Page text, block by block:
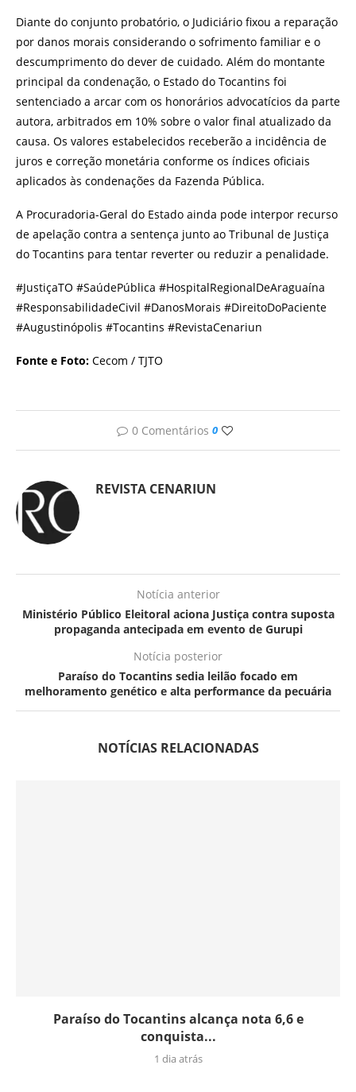
Diante do conjunto probatório, o Judiciário fixou a reparação
por danos morais considerando o sofrimento familiar e o
descumprimento do dever de cuidado. Além do montante
principal da condenação, o Estado do Tocantins foi
sentenciado a arcar com os honorários advocatícios da parte
autora, arbitrados em 10% sobre o valor final atualizado da
causa. Os valores estabelecidos receberão a incidência de
juros e correção monetária conforme os índices oficiais
aplicados às condenações da Fazenda Pública.
A Procuradoria-Geral do Estado ainda pode interpor recurso
de apelação contra a sentença junto ao Tribunal de Justiça
do Tocantins para tentar reverter ou reduzir a penalidade.
#JustiçaTO #SaúdePública #HospitalRegionalDeAraguaína
#ResponsabilidadeCivil #DanosMorais #DireitoDoPaciente
#Augustinópolis #Tocantins #RevistaCenariun
Fonte e Foto: Cecom / TJTO
0 Comentários 0
REVISTA CENARIUN
Notícia anterior
Ministério Público Eleitoral aciona Justiça contra suposta
propaganda antecipada em evento de Gurupi
Notícia posterior
Paraíso do Tocantins sedia leilão focado em
melhoramento genético e alta performance da pecuária
NOTÍCIAS RELACIONADAS
Paraíso do Tocantins alcança nota 6,6 e
conquista...
1 dia atrás